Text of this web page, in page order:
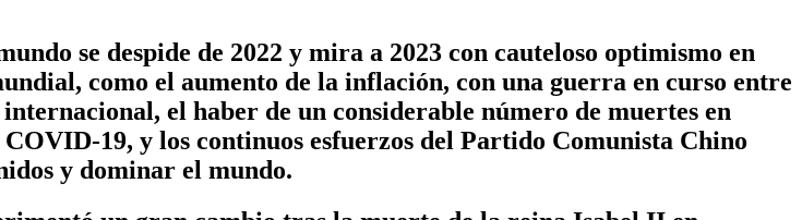
se despide de 2022 y mira a 2023 con cauteloso optimismo en
como el aumento de la inflación, con una guerra en curso entre
el haber de un considerable número de muertes en
19, y los continuos esfuerzos del Partido Comunista Chino
y dominar el mundo.